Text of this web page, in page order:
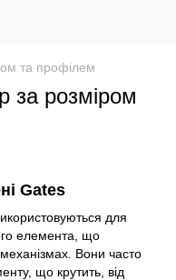
та профілем
за розміром
Gates
для
елемента, що
Вони часто
що крутить, від